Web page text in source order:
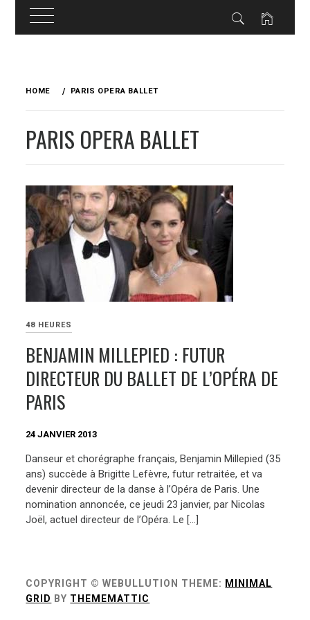
HOME PARIS OPERA BALLET
PARIS OPERA BALLET
48 HEURES
BENJAMIN MILLEPIED : FUTUR
DIRECTEUR DU BALLET DE L’OPÉRA DE
PARIS
24 JANVIER 2013
Danseur et chorégraphe français, Benjamin Millepied (35
ans) succède à Brigitte Lefèvre, futur retraitée, et va
devenir directeur de la danse à l’Opéra de Paris. Une
nomination annoncée, ce jeudi 23 janvier, par Nicolas
Joël, actuel directeur de l’Opéra. Le […]
COPYRIGHT © WEBULLUTION THEME: MINIMAL
GRID BY THEMEMATTIC